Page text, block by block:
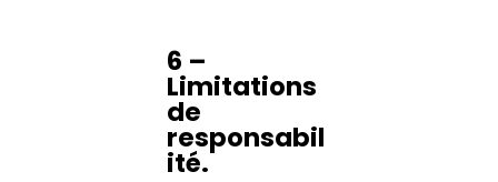
6 –
Limitations
de
responsabil
ité.